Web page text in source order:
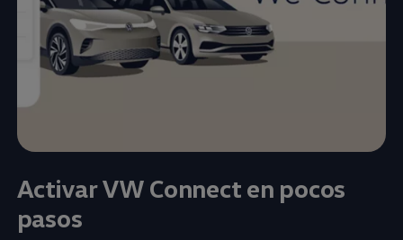
Activar VW Connect en pocos
pasos